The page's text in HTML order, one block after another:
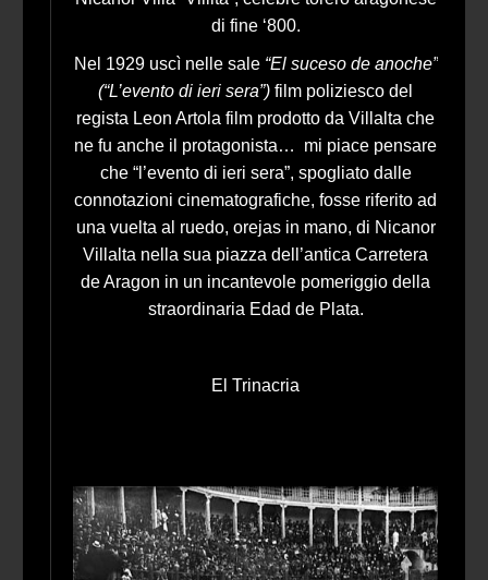
di fine ‘800.
Nel 1929 uscì nelle sale “El suceso de anoche”
(“L’evento di ieri sera”) film poliziesco del
regista Leon Artola film prodotto da Villalta che
ne fu anche il protagonista… mi piace pensare
che “l’evento di ieri sera”, spogliato dalle
connotazioni cinematografiche, fosse riferito ad
una vuelta al ruedo, orejas in mano, di Nicanor
Villalta nella sua piazza dell’antica Carretera
de Aragon in un incantevole pomeriggio della
straordinaria Edad de Plata.
El Trinacria